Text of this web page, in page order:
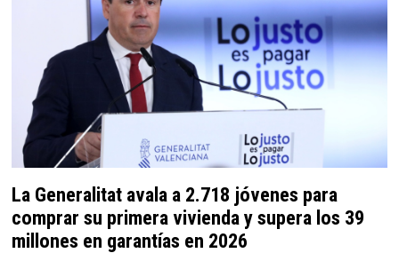
La Generalitat avala a 2.718 jóvenes para
comprar su primera vivienda y supera los 39
millones en garantías en 2026